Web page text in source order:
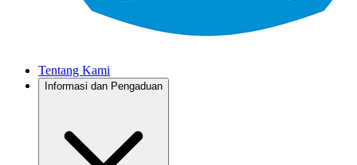
Tentang Kami
Informasi dan Pengaduan